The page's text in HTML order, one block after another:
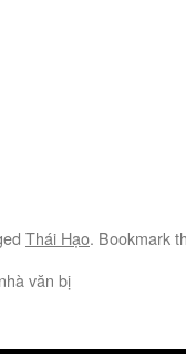
Thái Hạo. Bookmark
văn bị